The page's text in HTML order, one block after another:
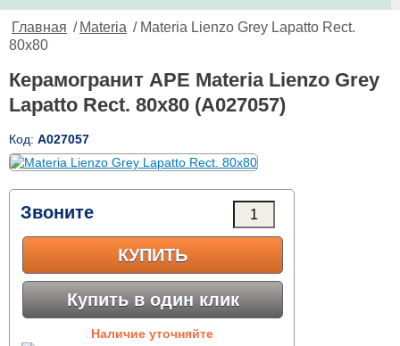
Главная / Materia / Materia Lienzo Grey Lapatto Rect.
80x80
Керамогранит APE Materia Lienzo Grey
Lapatto Rect. 80x80 (A027057)
Код: A027057
Звоните
КУПИТЬ
Купить в один клик
Наличие уточняйте